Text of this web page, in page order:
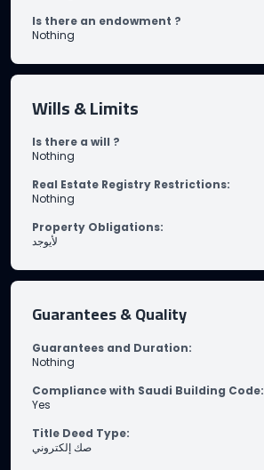
Is there an endowment ?
Nothing
Wills & Limits
Is there a will ?
Nothing
Real Estate Registry Restrictions:
Nothing
Property Obligations:
لأيوجد
Guarantees & Quality
Guarantees and Duration:
Nothing
Compliance with Saudi Building Code:
Yes
Title Deed Type:
صك إلكتروني